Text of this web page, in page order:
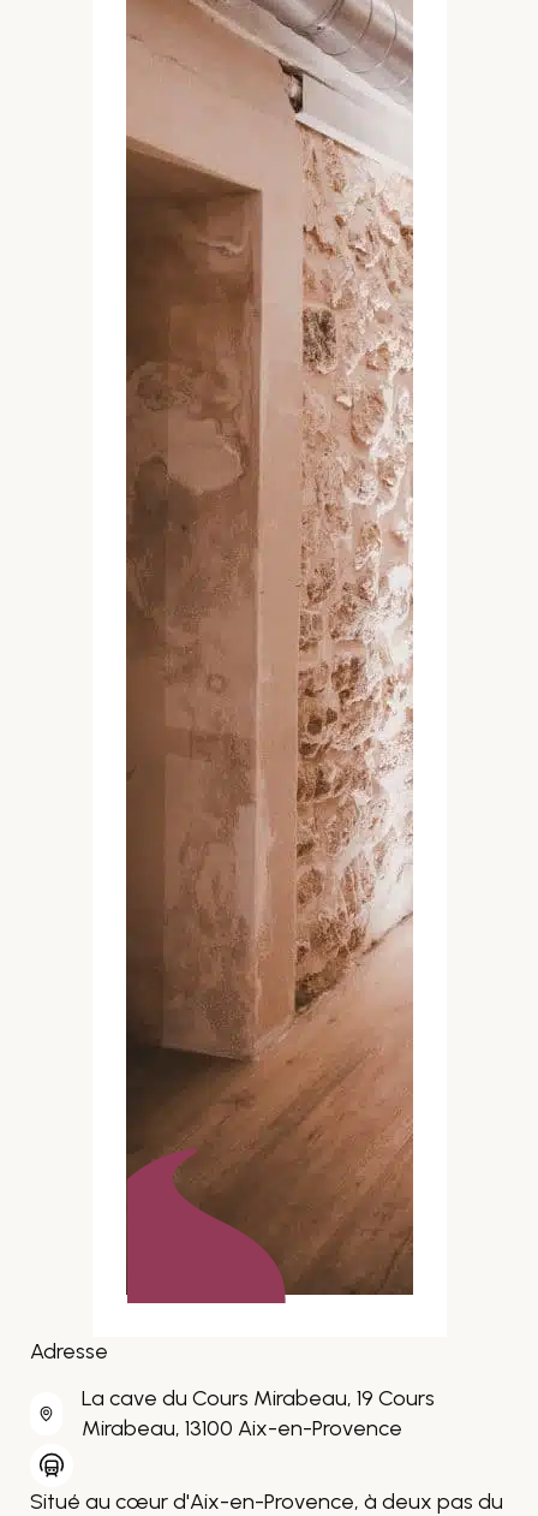
Adresse
La cave du Cours Mirabeau, 19 Cours
Mirabeau, 13100 Aix-en-Provence
Situé au cœur d'Aix-en-Provence, à deux pas du